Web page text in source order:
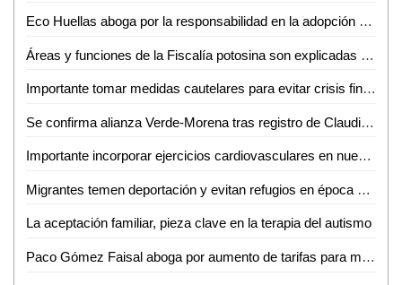
Eco Huellas aboga por la responsabilidad en la adopción de mascotas en diciembre
Áreas y funciones de la Fiscalía potosina son explicadas a estudiantes de la Universidad Intercultural de Cerritos
Importante tomar medidas cautelares para evitar crisis financiera al final del sexenio: David Páramo
Se confirma alianza Verde-Morena tras registro de Claudia Sheinbaum como precandidata a la presidencia
Importante incorporar ejercicios cardiovasculares en nuestra rutina: Coach Anabel Fernández
Migrantes temen deportación y evitan refugios en época de frío
La aceptación familiar, pieza clave en la terapia del autismo
Paco Gómez Faisal aboga por aumento de tarifas para mejorar infraestructura de DAPAS